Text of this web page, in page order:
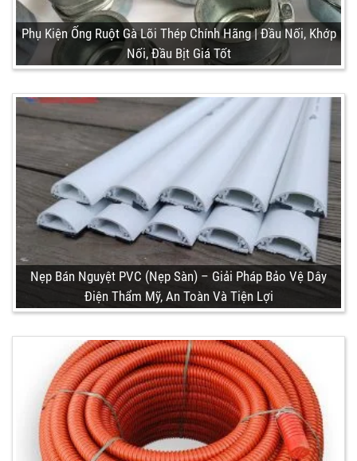
Phụ Kiện Ống Ruột Gà Lõi Thép Chính Hãng | Đầu Nối, Khớp
Nối, Đầu Bịt Giá Tốt
Nẹp Bán Nguyệt PVC (Nẹp Sàn) – Giải Pháp Bảo Vệ Dây
Điện Thẩm Mỹ, An Toàn Và Tiện Lợi